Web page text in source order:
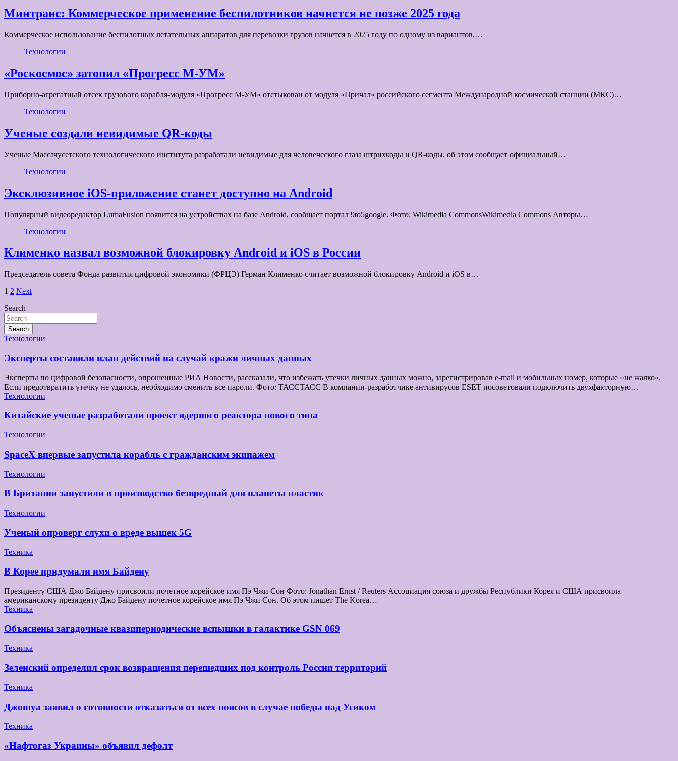
Минтранс: Коммерческое применение беспилотников начнется не позже 2025 года
Коммерческое использование беспилотных летательных аппаратов для перевозки грузов начнется в 2025 году по одному из вариантов,…
Технологии
«Роскосмос» затопил «Прогресс М-УМ»
Приборно-агрегатный отсек грузового корабля-модуля «Прогресс М-УМ» отстыкован от модуля «Причал» российского сегмента Международной космической станции (МКС)…
Технологии
Ученые создали невидимые QR-коды
Ученые Массачусетского технологического института разработали невидимые для человеческого глаза штрихкоды и QR-коды, об этом сообщает официальный…
Технологии
Эксклюзивное iOS-приложение станет доступно на Android
Популярный видеоредактор LumaFusion появится на устройствах на базе Android, сообщает портал 9to5google. Фото: Wikimedia CommonsWikimedia Commons Авторы…
Технологии
Клименко назвал возможной блокировку Android и iOS в России
Председатель совета Фонда развития цифровой экономики (ФРЦЭ) Герман Клименко считает возможной блокировку Android и iOS в…
Пагинация
записей
1 2 Next
Search
Search
Технологии
Эксперты составили план действий на случай кражи личных данных
Эксперты по цифровой безопасности, опрошенные РИА Новости, рассказали, что избежать утечки личных данных можно, зарегистрировав e-mail и мобильных номер, которые «не жалко».
Если предотвратить утечку не удалось, необходимо сменить все пароли. Фото: ТАССТАСС В компании-разработчике антивирусов ESET посоветовали подключить двухфакторную…
Технологии
Китайские ученые разработали проект ядерного реактора нового типа
Технологии
SpaceX впервые запустила корабль с гражданским экипажем
Технологии
В Британии запустили в производство безвредный для планеты пластик
Технологии
Ученый опроверг слухи о вреде вышек 5G
Техника
В Корее придумали имя Байдену
Президенту США Джо Байдену присвоили почетное корейское имя Пэ Чжи Сон Фото: Jonathan Ernst / Reuters Ассоциация союза и дружбы Республики Корея и США присвоила
американскому президенту Джо Байдену почетное корейское имя Пэ Чжи Сон. Об этом пишет The Korea…
Техника
Объяснены загадочные квазипериодические вспышки в галактике GSN 069
Техника
Зеленский определил срок возвращения перешедших под контроль России территорий
Техника
Джошуа заявил о готовности отказаться от всех поясов в случае победы над Усиком
Техника
«Нафтогаз Украины» объявил дефолт